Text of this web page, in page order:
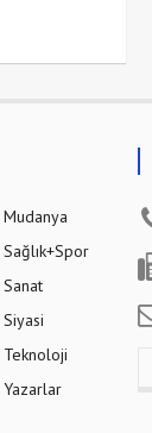
Mudanya
Sağlık+Spor
Sanat
Siyasi
Teknoloji
Yazarlar